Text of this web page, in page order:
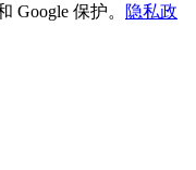
Google 保护。
隐私政